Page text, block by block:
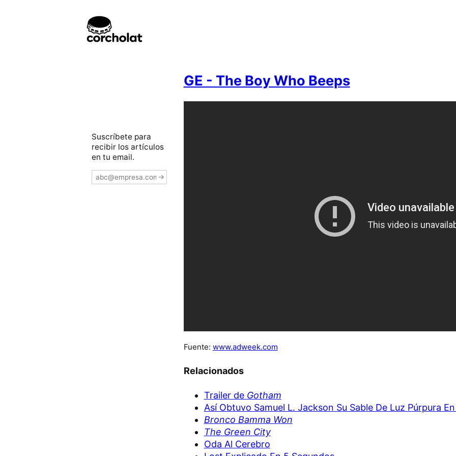
GE - The Boy Who Beeps
Fuente: www.adweek.com
Relacionados
Trailer de Gotham
Así Obtuvo Samuel L. Jackson Su Sable De Luz Púrpura
Bronco Bamma Won
The Green City
Oda Al Cerebro
Suscríbete para
recibir los artículos
en tu email.